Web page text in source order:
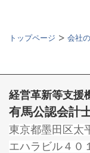
トップページ 会社
経営革新等支援
有馬公認会計
東京都墨田区
エハラビル４０１